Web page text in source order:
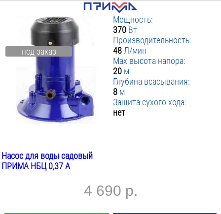
под заказ
Мощность:
370 Вт
Производительность:
48 Л/мин
Max высота напора:
20 м
Глубина всасывания:
8 м
Защита сухого хода:
нет
Насос для воды садовый
ПРИМА НБЦ 0,37 А
4 690 р.